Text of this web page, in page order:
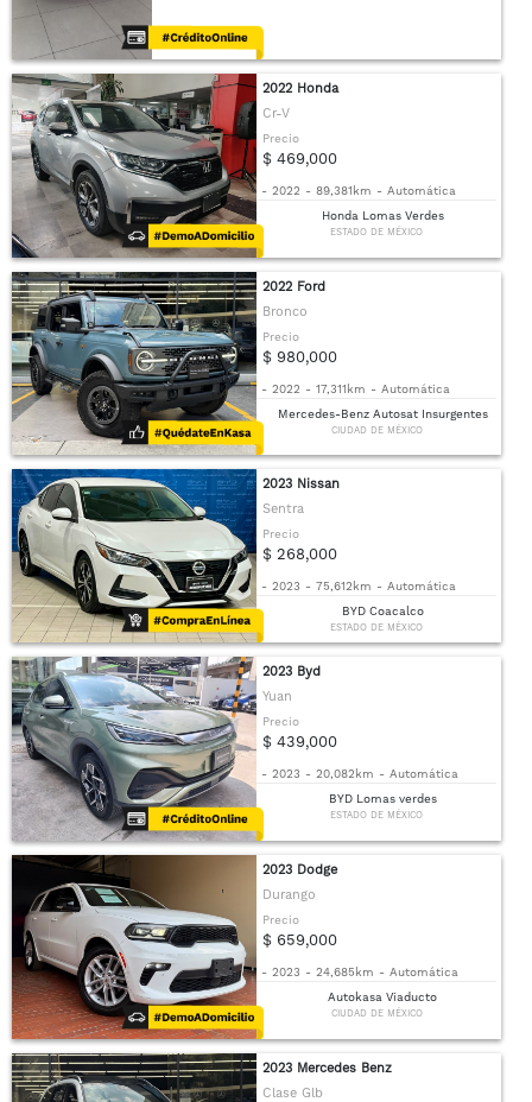
2022 Honda
Cr-V
Precio
$ 469,000
- 2022 - 89,381km - Automática
Honda Lomas Verdes
ESTADO DE MÉXICO
2022 Ford
Bronco
Precio
$ 980,000
- 2022 - 17,311km - Automática
Mercedes-Benz Autosat Insurgentes
CIUDAD DE MÉXICO
2023 Nissan
Sentra
Precio
$ 268,000
- 2023 - 75,612km - Automática
BYD Coacalco
ESTADO DE MÉXICO
2023 Byd
Yuan
Precio
$ 439,000
- 2023 - 20,082km - Automática
BYD Lomas verdes
ESTADO DE MÉXICO
2023 Dodge
Durango
Precio
$ 659,000
- 2023 - 24,685km - Automática
Autokasa Viaducto
CIUDAD DE MÉXICO
2023 Mercedes Benz
Clase Glb